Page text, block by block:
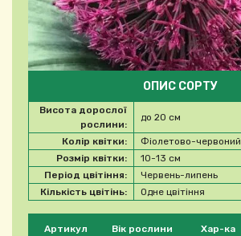
Будь ласка, виберіть продукт
Артикул Вік рослини Хар-ка
ОПИС СОРТУ
Висота дорослої
рослини:
до 20 см
Колір квітки:
Фіолетово-червоний
Розмір квітки:
10-13 см
Період цвітіння:
Червень-липень
Кількість цвітінь:
Одне цвітіння